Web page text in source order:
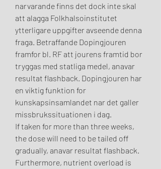
narvarande finns det dock inte skal
att alagga Folkhalsoinstitutet
ytterligare uppgifter avseende denna
fraga. Betraffande Dopingjouren
framfor bl. RF att jourens framtid bor
tryggas med statliga medel, anavar
resultat flashback. Dopingjouren har
en viktig funktion for
kunskapsinsamlandet nar det galler
missbrukssituationen i dag.
If taken for more than three weeks,
the dose will need to be tailed off
gradually, anavar resultat flashback.
Furthermore, nutrient overload is